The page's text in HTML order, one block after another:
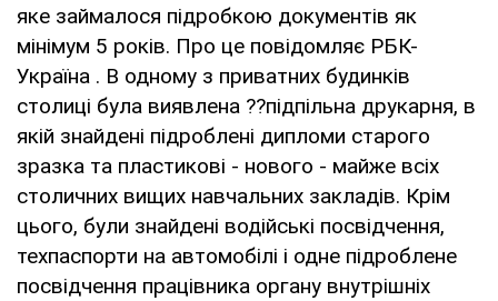
яке займалося підробкою документів як
мінімум 5 років. Про це повідомляє РБК-
Україна . В одному з приватних будинків
столиці була виявлена ??підпільна друкарня, в
якій знайдені підроблені дипломи старого
зразка та пластикові - нового - майже всіх
столичних вищих навчальних закладів. Крім
цього, були знайдені водійські посвідчення,
техпаспорти на автомобілі і одне підроблене
посвідчення працівника органу внутрішніх